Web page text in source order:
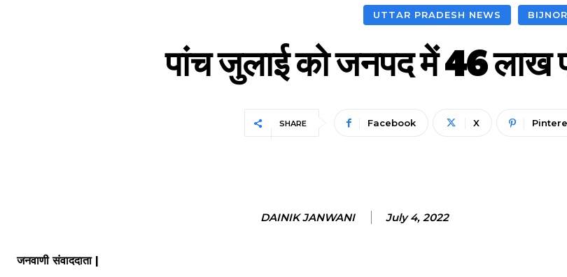
UTTAR PRADESH NEWS BIJNOR
पांच जुलाई को जनपद में 46 लाख
SHARE Facebook X
DAINIK JANWANI July 4, 2022
जनवाणी संवाददाता |